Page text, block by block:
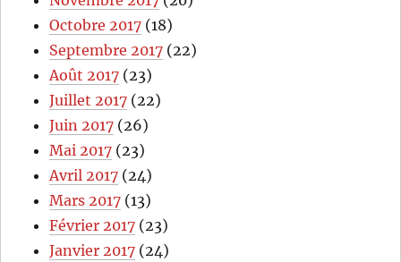
Octobre 2017 (18)
Septembre 2017 (22)
Août 2017 (23)
Juillet 2017 (22)
Juin 2017 (26)
Mai 2017 (23)
Avril 2017 (24)
Mars 2017 (13)
Février 2017 (23)
Janvier 2017 (24)